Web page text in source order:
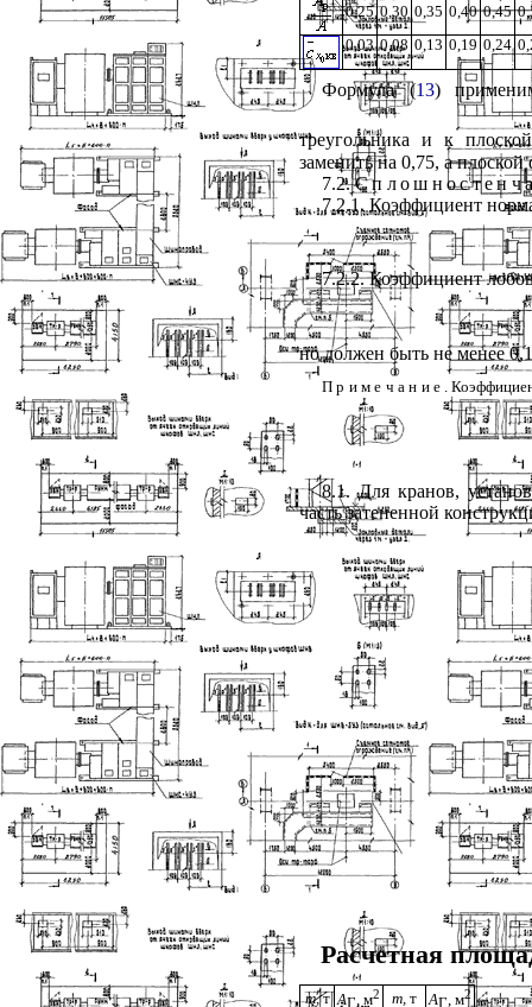
0,25 0,30 0,35 0,40 0,45
0,03 0,08 0,13 0,19 0,24
Формула (13)
треугольника и к
заменить на 0,75, а
7.2.
7.2.1. Коэффициент
7.2.2. Коэффициент
но должен быть не менее
Примечание .
8.1. Для кранов,
часть затененной
Расчетная
т,т АГ , м2 т, т АГ , м2